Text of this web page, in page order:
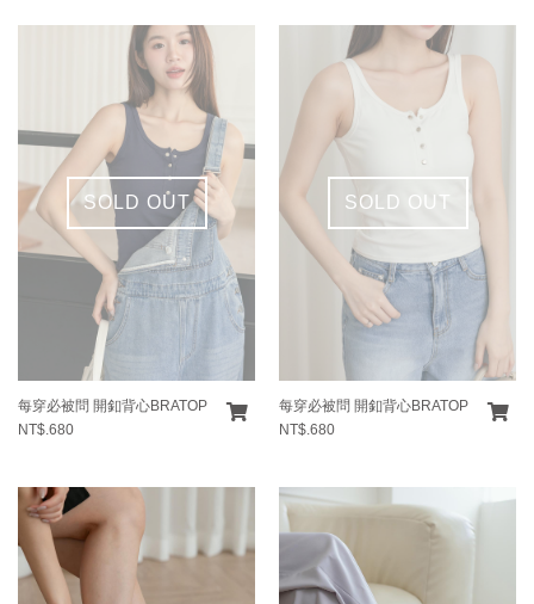
SOLD OUT
每穿必被問 開釦背心BRATOP
NT$.680
SOLD OUT
每穿必被問 開釦背心BRATOP
NT$.680